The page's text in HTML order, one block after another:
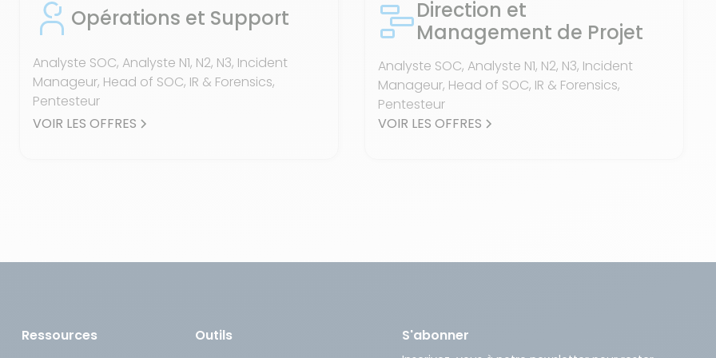
Opérations et Support
Analyste SOC, Analyste N1, N2, N3, Incident
Manageur, Head of SOC, IR & Forensics,
Pentesteur
VOIR LES OFFRES
Direction et
Management de Projet
Analyste SOC, Analyste N1, N2, N3, Incident
Manageur, Head of SOC, IR & Forensics,
Pentesteur
VOIR LES OFFRES
Ressources Outils S'abonner